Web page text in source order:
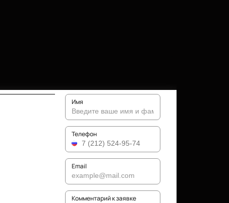
Имя
Телефон
Email
Комментарий к заявке